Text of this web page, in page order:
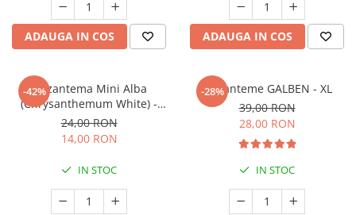
ADAUGA IN COS ADAUGA IN COS
-42%
Crizantema Mini Alba
(Chrysanthemum White) -
(P12)
24,00 RON
14,00 RON
IN STOC
-28%
Crizanteme GALBEN - XL
39,00 RON
28,00 RON
IN STOC